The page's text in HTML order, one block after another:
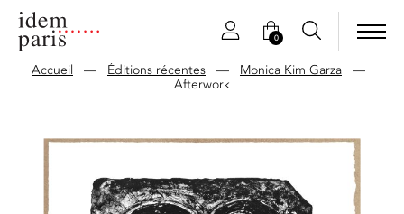
0
Accueil — Éditions récentes— Monica Kim Garza—
Afterwork